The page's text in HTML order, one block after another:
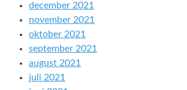
december 2021
november 2021
oktober 2021
september 2021
august 2021
juli 2021